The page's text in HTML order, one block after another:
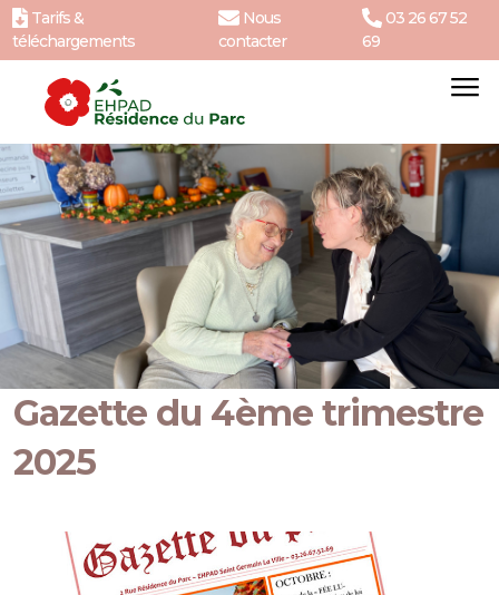
Tarifs &
téléchargements
Nous
contacter
03 26 67 52
69
Gazette du 4ème trimestre
2025